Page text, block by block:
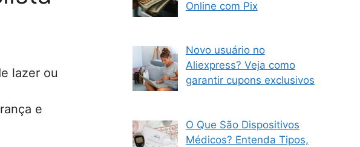
lazer ou
e
Online com Pix
Novo usuário no
Aliexpress? Veja como
garantir cupons exclusivos
O Que São Dispositivos
Médicos? Entenda Tipos,